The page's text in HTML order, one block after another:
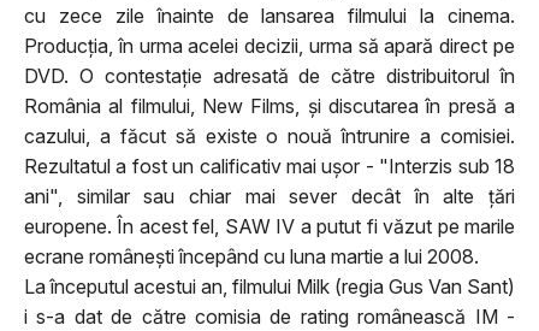
cu zece zile înainte de lansarea filmului la cinema.
Producţia, în urma acelei decizii, urma să apară direct pe
DVD. O contestaţie adresată de către distribuitorul în
România al filmului, New Films, şi discutarea în presă a
cazului, a făcut să existe o nouă întrunire a comisiei.
Rezultatul a fost un calificativ mai uşor - "Interzis sub 18
ani", similar sau chiar mai sever decât în alte ţări
europene. În acest fel, SAW IV a putut fi văzut pe marile
ecrane româneşti începând cu luna martie a lui 2008.
La începutul acestui an, filmului Milk (regia Gus Van Sant)
i s-a dat de către comisia de rating românească IM -